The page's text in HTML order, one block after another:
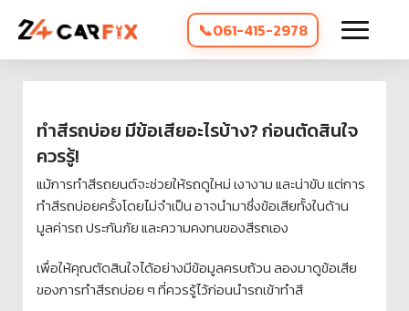
061-415-2978
ทำสีรถบ่อย มีข้อเสียอะไรบ้าง? ก่อนตัดสินใจ
ควรรู้!
แม้การทำสีรถยนต์จะช่วยให้รถดูใหม่ เงางาม และน่าขับ แต่การ
ทำสีรถบ่อยครั้งโดยไม่จำเป็น อาจนำมาซึ่งข้อเสียทั้งในด้าน
มูลค่ารถ ประกันภัย และความคงทนของสีรถเอง
เพื่อให้คุณตัดสินใจได้อย่างมีข้อมูลครบถ้วน ลองมาดูข้อเสีย
ของการทำสีรถบ่อย ๆ ที่ควรรู้ไว้ก่อนนำรถเข้าทำสี